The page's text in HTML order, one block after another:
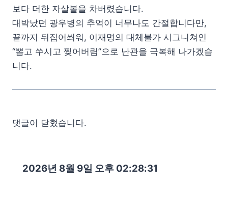
보다 더한 자살볼을 차버렸습니다.
대박났던 광우병의 추억이 너무나도 간절합니다만,
끝까지 뒤집어씌워, 이재명의 대체불가 시그니쳐인
“뽑고 쑤시고 찢어버림”으로 난관을 극복해 나가겠습
니다.
댓글이 닫혔습니다.
2026년 8월 9일 오후 02:28:32